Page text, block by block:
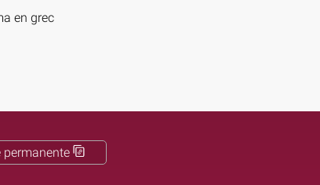
en grec
permanente